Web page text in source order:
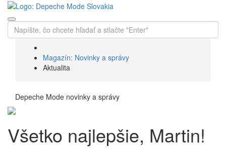
Magazín: Novinky a správy
Aktualita
Depeche Mode novinky a správy
Všetko najlepšie, Martin!